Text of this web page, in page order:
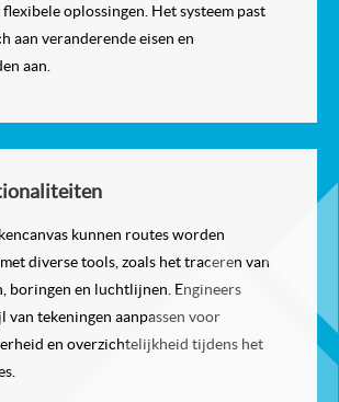
oplossingen. Het systeem past
aan veranderende eisen en
aan.
kunnen routes worden
diverse tools, zoals het traceren van
boringen en luchtlijnen. Engineers
van tekeningen aanpassen voor
en overzichtelijkheid tijdens het